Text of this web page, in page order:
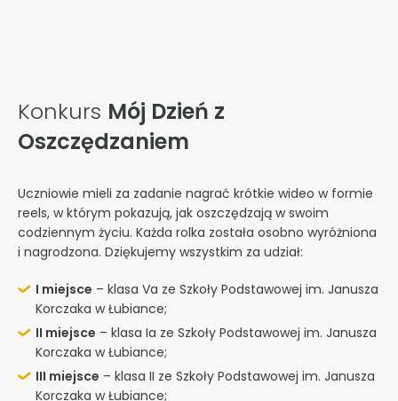
Konkurs Mój Dzień z
Oszczędzaniem
Uczniowie mieli za zadanie nagrać krótkie wideo w formie
reels, w którym pokazują, jak oszczędzają w swoim
codziennym życiu. Każda rolka została osobno wyróżniona
i nagrodzona. Dziękujemy wszystkim za udział:
I miejsce – klasa Va ze Szkoły Podstawowej im. Janusza
Korczaka w Łubiance;
II miejsce – klasa Ia ze Szkoły Podstawowej im. Janusza
Korczaka w Łubiance;
III miejsce – klasa II ze Szkoły Podstawowej im. Janusza
Korczaka w Łubiance;